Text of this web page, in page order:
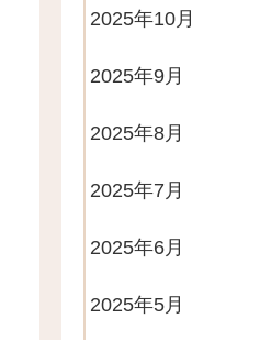
2025年10月
2025年9月
2025年8月
2025年7月
2025年6月
2025年5月